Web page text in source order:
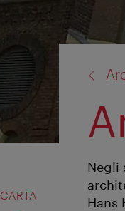
CARTA
Negli
Hans